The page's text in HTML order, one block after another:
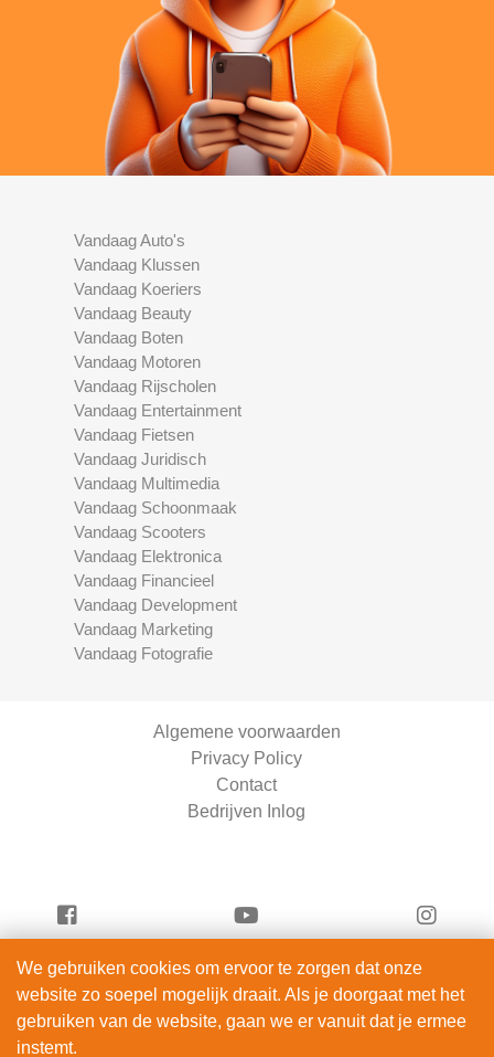
Vandaag Auto's
Vandaag Klussen
Vandaag Koeriers
Vandaag Beauty
Vandaag Boten
Vandaag Motoren
Vandaag Rijscholen
Vandaag Entertainment
Vandaag Fietsen
Vandaag Juridisch
Vandaag Multimedia
Vandaag Schoonmaak
Vandaag Scooters
Vandaag Elektronica
Vandaag Financieel
Vandaag Development
Vandaag Marketing
Vandaag Fotografie
Algemene voorwaarden
Privacy Policy
Contact
Bedrijven Inlog
Vandaag Fietsen is onderdeel van
ServiceRight B.V. | KVK 90914872
We gebruiken cookies om ervoor te zorgen dat onze
website zo soepel mogelijk draait. Als je doorgaat met het
gebruiken van de website, gaan we er vanuit dat je ermee
instemt.